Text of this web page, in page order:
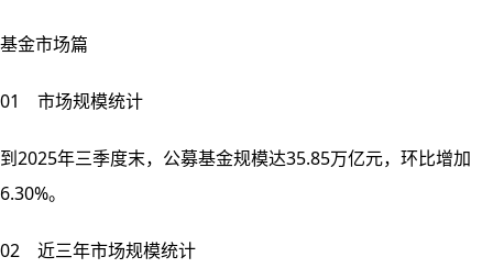
基金市场篇
01 市场规模统计
到2025年三季度末，公募基金规模达35.85万亿元，环比增加
6.30%。
02 近三年市场规模统计